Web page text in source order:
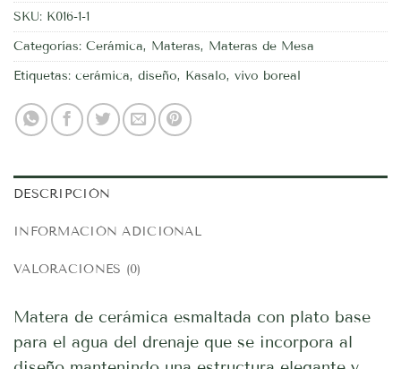
SKU: K016-1-1
Categorías: Cerámica, Materas, Materas de Mesa
Etiquetas: cerámica, diseño, Kasalo, vivo boreal
DESCRIPCIÓN
INFORMACIÓN ADICIONAL
VALORACIONES (0)
Matera de cerámica esmaltada con plato base
para el agua del drenaje que se incorpora al